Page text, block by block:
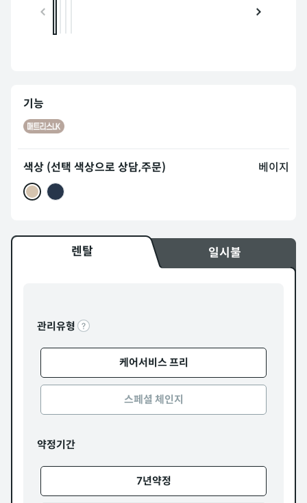
기능
색상 (선택 색상으로 상담,주문) 베이지
렌탈 일시불
관리유형
케어서비스 프리
스페셜 체인지
약정기간
7년약정